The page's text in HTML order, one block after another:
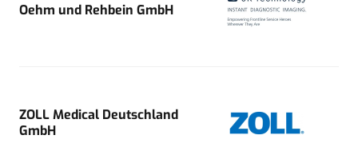
Oehm und Rehbein GmbH
ZOLL Medical Deutschland
GmbH